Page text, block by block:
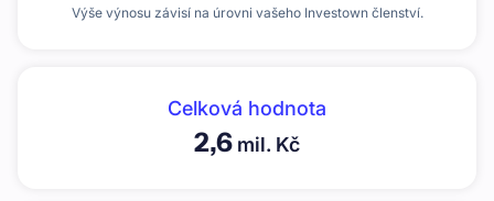
Výše výnosu závisí na úrovni vašeho Investown členství.
Celková hodnota
2,6 mil. Kč